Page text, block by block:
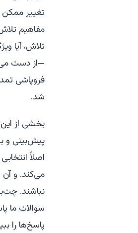
تغییر ممکن
مفاهیم
تلاش، آیا
—از دست
فروپاشی
شد.
بخشی از
پیش‌بینی و
اصلاً
می‌کند. و
نباشند.
سوالات ما
پاسخ‌ها را